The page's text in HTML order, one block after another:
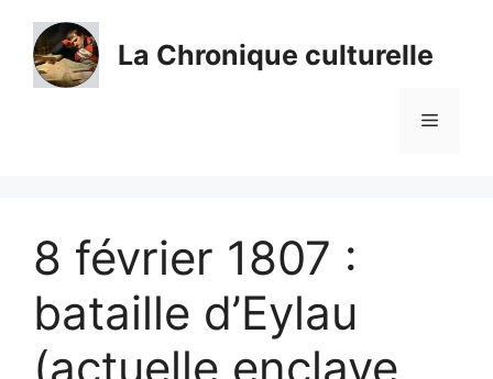
contenu
La Chronique culturelle
Menu
8 février 1807 :
bataille d’Eylau
(actuelle enclave